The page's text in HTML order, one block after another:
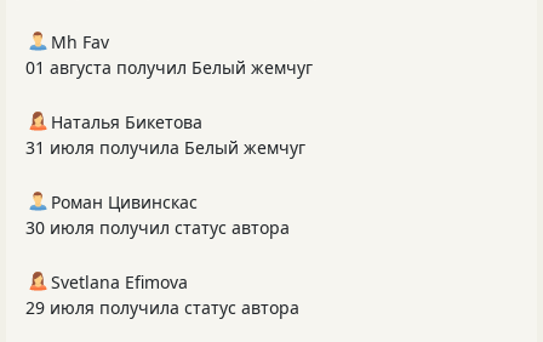
Mh Fav
01 августа получил Белый жемчуг
Наталья Бикетова
31 июля получила Белый жемчуг
Роман Цивинскас
30 июля получил статус автора
Svetlana Efimova
29 июля получила статус автора